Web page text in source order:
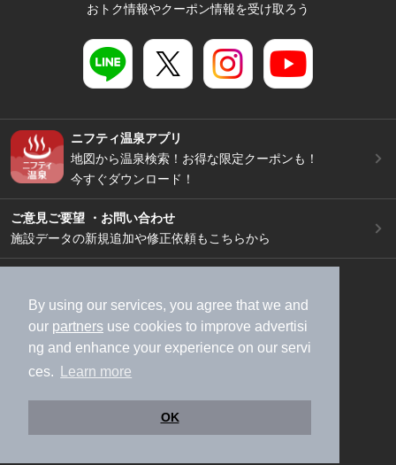
By using our services, you agree that we and
our partners use cookies to improve advertisi
ng and enhance your experience on our servi
ces.
Learn more
OK
おトク情報やクーポン情報を受け取ろう
ニフティ温泉アプリ
地図から温泉検索！お得な限定クーポンも！
今すぐダウンロード！
ご意見ご要望 ・お問い合わせ
施設データの新規追加や修正依頼もこちらから
加盟店募集（資料請求）
広告出稿のご案内
利用規約
ライフスタイルMEMBERS+規約
特定商取引法に基づく表記
ヘルプ
採用情報
運営会社